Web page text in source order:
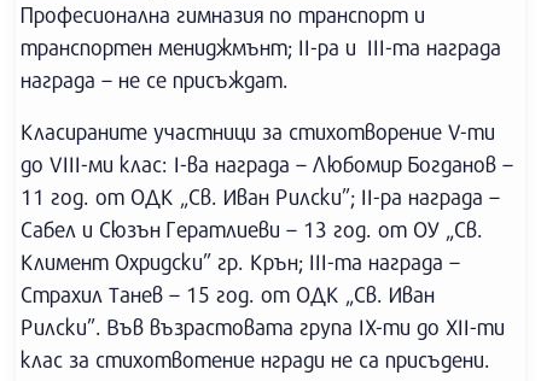
Професионална гимназия по транспорт и
транспортен мениджмънт; II-ра и III-та награда
награда – не се присъждат.
Класираните участници за стихотворение V-ти
до VIII-ми клас: I-ва награда – Любомир Богданов –
11 год. от ОДК „Св. Иван Рилски”; II-ра награда –
Сабел и Сюзън Гератлиеви – 13 год. от ОУ „Св.
Климент Охридски” гр. Крън; III-та награда –
Страхил Танев – 15 год. от ОДК „Св. Иван
Рилски”. Във възрастовата група IX-ти до XII-ти
клас за стихотвотение нгради не са присъдени.